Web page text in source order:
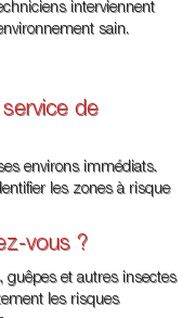
interviennent
sain.
de
environs immédiats.
les zones à risque
vous ?
guêpes et autres insectes
les risques